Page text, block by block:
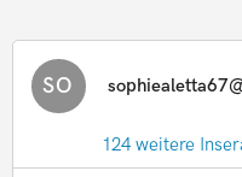
SO
124 weitere